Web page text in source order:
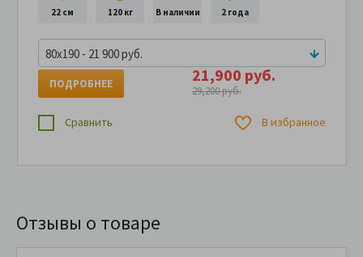
22 см 120 кг В наличии 2 года
80x190 - 21 900 руб.
21,900 руб.
29,200 руб.
ПОДРОБНЕЕ
Сравнить В избранное
Отзывы о товаре